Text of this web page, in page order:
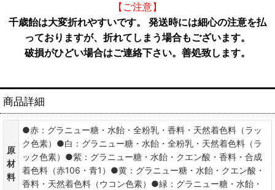
【ご注意】
千歳飴は大変折れやすいです。 発送時には細心の注意を払
っておりますが、折れてしまう場合もございます。
破損がひどい場合はご連絡下さい。善処致します。
商品詳細
原
材
料
●赤：グラニュー糖・水飴・全粉乳・香料・天然着色料（ラッ
ク色素）●白：グラニュー糖・水飴・全粉乳・天然着色料（ラ
ック色素）●紫：グラニュー糖・水飴・クエン酸・香料・合成
着色料（赤106・青1）●黄：グラニュー糖・水飴・クエン酸・
香料・天然着色料（ウコン色素）●緑：グラニュー糖・水飴・